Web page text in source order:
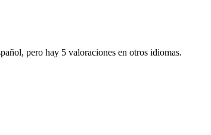
pero hay 5 valoraciones en otros idiomas.